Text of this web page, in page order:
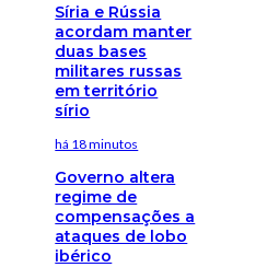
Síria e Rússia
acordam manter
duas bases
militares russas
em território
sírio
há 18 minutos
Governo altera
regime de
compensações a
ataques de lobo
ibérico